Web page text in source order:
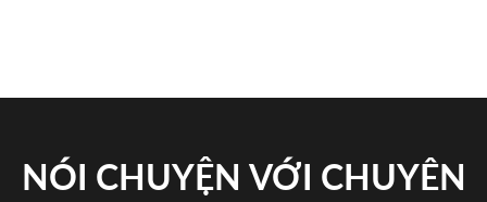
NÓI CHUYỆN VỚI CHUYÊN